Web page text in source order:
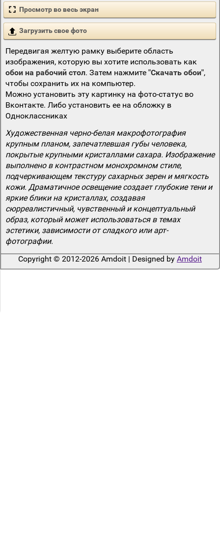
Просмотр во весь экран
Загрузить свое фото
Передвигая желтую рамку выберите область
изображения, которую вы хотите использовать как
обои на рабочий стол. Затем нажмите "Скачать обои",
чтобы сохранить их на компьютер.
Можно установить эту картинку на фото-статус во
Вконтакте. Либо установить ее на обложку в
Одноклассниках
Художественная черно-белая макрофотография
крупным планом, запечатлевшая губы человека,
покрытые крупными кристаллами сахара. Изображение
выполнено в контрастном монохромном стиле,
подчеркивающем текстуру сахарных зерен и мягкость
кожи. Драматичное освещение создает глубокие тени и
яркие блики на кристаллах, создавая
сюрреалистичный, чувственный и концептуальный
образ, который может использоваться в темах
эстетики, зависимости от сладкого или арт-
фотографии.
Copyright © 2012-2026 Amdoit | Designed by Amdoit